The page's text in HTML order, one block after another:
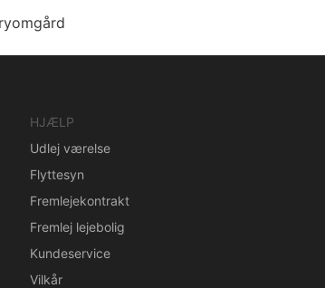
HJÆLP
Udlej værelse
Flyttesyn
Fremlejekontrakt
Fremlej lejebolig
Kundeservice
Vilkår